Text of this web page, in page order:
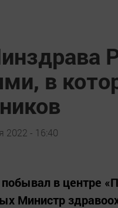
в
2022 - 16:40
в центре
Министр